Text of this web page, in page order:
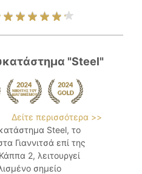
"Steel"
Δείτε περισσότερα >>
Steel, το
Γιαννιτσά επί της
2, λειτουργεί
σημείο